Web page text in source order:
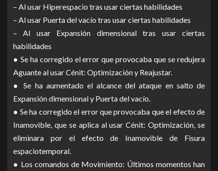
– Al usar Hiperespacio tras usar ciertas habilidades
– Al usar Puerta del vacío tras usar ciertas habilidades
– Al usar Expansión dimensional tras usar ciertas
habilidades
● Se ha corregido el error que provocaba que se redujera
Aguante al usar Cénit: Optimización y Reajustar.
● Se ha aumentado el alcance del ataque en salto de
Expansión dimensional y Puerta del vacío.
● Se ha corregido el error que provocaba que el efecto de
Inamovible, que se aplica al usar Cénit: Optimización, se
eliminara por el efecto de Inamovible de Fisura
espaciotemporal.
● Los comandos de Movimiento: Últimos momentos han